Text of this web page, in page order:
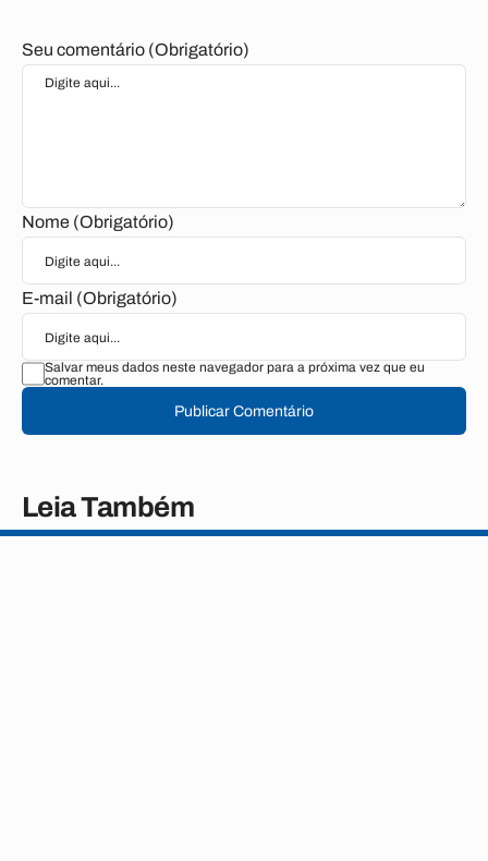
Seu comentário (Obrigatório)
Nome (Obrigatório)
E-mail (Obrigatório)
Salvar meus dados neste navegador para a próxima vez que eu
comentar.
Publicar Comentário
Leia Também